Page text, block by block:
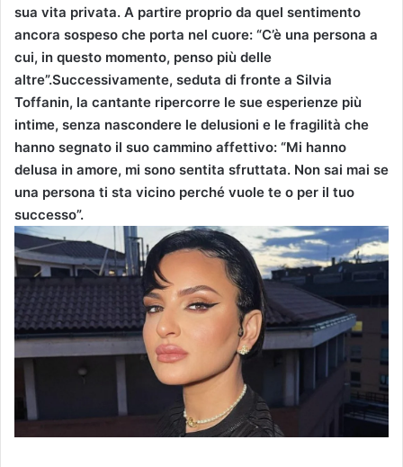
sua vita privata. A partire proprio da quel sentimento
ancora sospeso che porta nel cuore: “C’è una persona a
cui, in questo momento, penso più delle
altre”.Successivamente, seduta di fronte a Silvia
Toffanin, la cantante ripercorre le sue esperienze più
intime, senza nascondere le delusioni e le fragilità che
hanno segnato il suo cammino affettivo: “Mi hanno
delusa in amore, mi sono sentita sfruttata. Non sai mai se
una persona ti sta vicino perché vuole te o per il tuo
successo”.